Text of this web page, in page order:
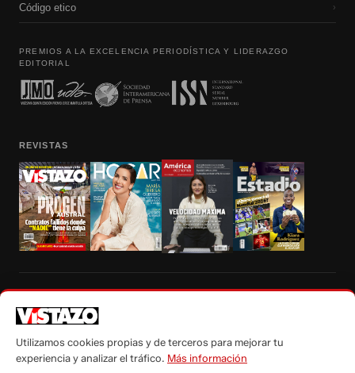
Código etico ›
PREMIOS A LA EXCELENCIA PERIODÍSTICA Y LIDERAZGO
EDITORIAL
REVISTAS
autorización escrita de su titular, de todos los contenidos de Vistazo.com.
Utilizamos cookies propias y de terceros para mejorar tu
experiencia y analizar el tráfico. Más información